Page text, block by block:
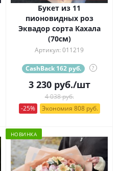
Букет из 11
пионовидных роз
Эквадор сорта Кахала
(70см)
Артикул: 011219
CashBack 162 руб. ?
3 230руб./шт
4 038 руб.
-25%
Экономия 808 руб.
НОВИНКА